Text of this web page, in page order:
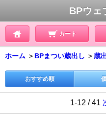
BPウェ
カート
ホーム ＞ BPまつい蔵出し ＞蔵
おすすめ順
1-12 / 41